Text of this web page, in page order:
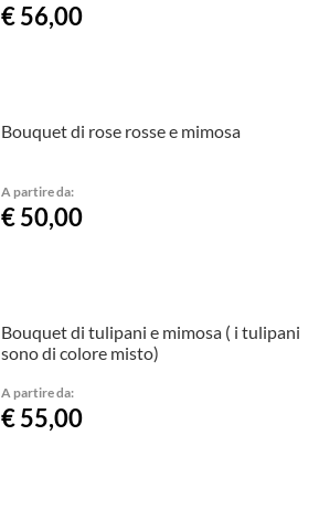
€ 56,00
Bouquet di rose rosse e mimosa
A partire da:
€ 50,00
Bouquet di tulipani e mimosa ( i tulipani
sono di colore misto)
A partire da:
€ 55,00